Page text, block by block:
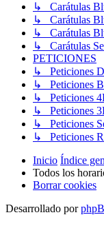
↳ Carátulas
↳ Carátulas
↳ Carátulas
↳ Carátulas
PETICIONES
↳ Peticiones
↳ Peticiones
↳ Peticiones
↳ Peticiones
↳ Peticiones
↳ Peticiones
Inicio Índice
Todos los
Borrar cookies
Desarrollado por